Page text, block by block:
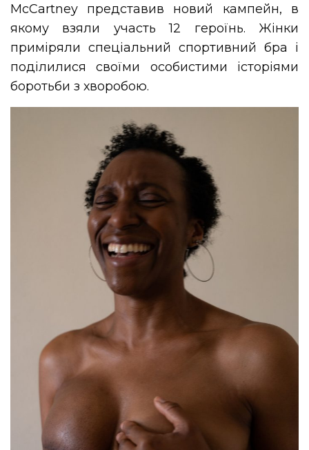
McCartney представив новий кампейн, в
якому взяли участь 12 героїнь. Жінки
приміряли спеціальний спортивний бра і
поділилися своїми особистими історіями
боротьби з хворобою.